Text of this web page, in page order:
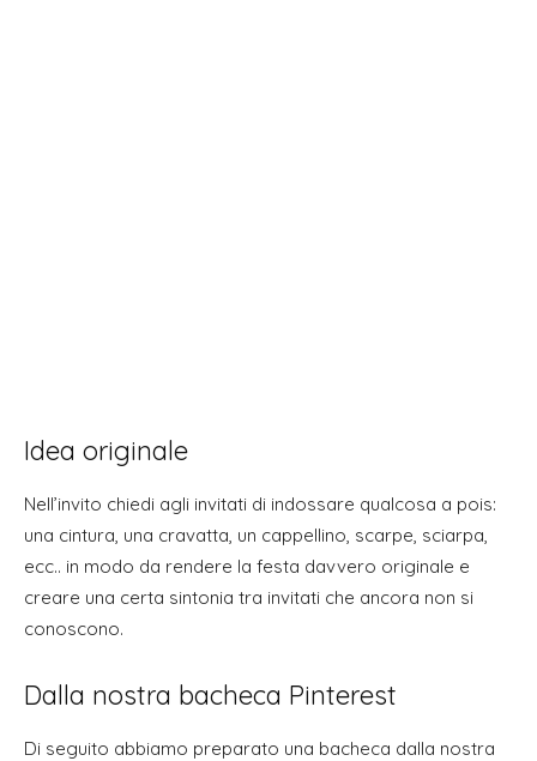
Idea originale
Nell’invito chiedi agli invitati di indossare qualcosa a pois:
una cintura, una cravatta, un cappellino, scarpe, sciarpa,
ecc.. in modo da rendere la festa davvero originale e
creare una certa sintonia tra invitati che ancora non si
conoscono.
Dalla nostra bacheca Pinterest
Di seguito abbiamo preparato una bacheca dalla nostra